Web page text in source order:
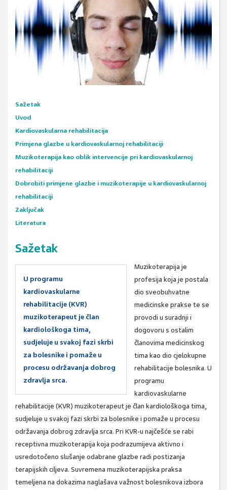
Sažetak
Uvod
Kardiovaskularna rehabilitacija
Primjena glazbe u kardiovaskularnoj rehabilitaciji
Muzikoterapija kao oblik intervencije pri kardiovaskularnoj
rehabilitaciji
Dobrobiti primjene glazbe i muzikoterapije u kardiovaskularnoj
rehabilitaciji
Zaključak
Literatura
Sažetak
U programu
kardiovaskularne
rehabilitacije (KVR)
muzikoterapeut je član
kardiološkoga tima,
sudjeluje u svakoj fazi skrbi
za bolesnike i pomaže u
procesu održavanja dobrog
zdravlja srca.
Muzikoterapija je
profesija koja je postala
dio sveobuhvatne
medicinske prakse te se
provodi u suradnji i
dogovoru s ostalim
članovima medicinskog
tima kao dio cjelokupne
rehabilitacije bolesnika. U
programu
kardiovaskularne
rehabilitacije (KVR) muzikoterapeut je član kardiološkoga tima,
sudjeluje u svakoj fazi skrbi za bolesnike i pomaže u procesu
održavanja dobrog zdravlja srca. Pri KVR-u najčešće se rabi
receptivna muzikoterapija koja podrazumijeva aktivno i
usredotočeno slušanje odabrane glazbe radi postizanja
terapijskih ciljeva. Suvremena muzikoterapijska praksa
temeljena na dokazima naglašava važnost bolesnikova izbora